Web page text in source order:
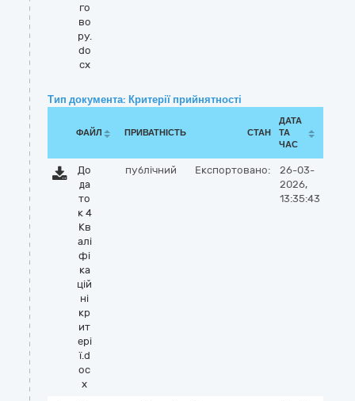
го
во
ру.
do
cx
Тип документа: Критерії прийнятності
ФАЙЛ ПРИВАТНІСТЬ СТАН
ДАТА
ТА
ЧАС
До
да
то
к 4
Кв
алі
фі
ка
цій
ні
кр
ит
ері
ї.d
oc
x
публічний Експортовано:
26-03-
2026,
13:35:43